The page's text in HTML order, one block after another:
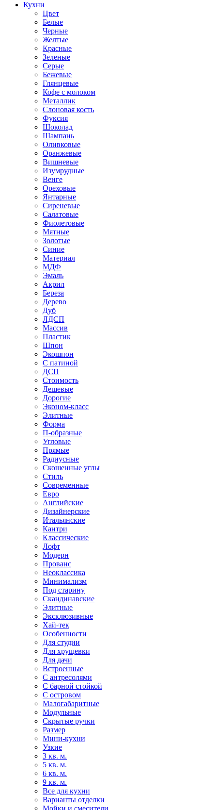
Кухни
Цвет
Белые
Черные
Желтые
Красные
Зеленые
Серые
Бежевые
Глянцевые
Кофе с молоком
Металлик
Слоновая кость
Фуксия
Шоколад
Шампань
Оливковые
Оранжевые
Вишневые
Изумрудные
Венге
Ореховые
Янтарные
Сиреневые
Салатовые
Фиолетовые
Мятные
Золотые
Синие
Материал
МДФ
Эмаль
Акрил
Береза
Дерево
Дуб
ЛДСП
Массив
Пластик
Шпон
Экошпон
С патиной
ДСП
Стоимость
Дешевые
Дорогие
Эконом-класс
Элитные
Форма
П-образные
Угловые
Прямые
Радиусные
Скошенные углы
Стиль
Современные
Евро
Английские
Дизайнерские
Итальянские
Кантри
Классические
Лофт
Модерн
Прованс
Неоклассика
Минимализм
Под старину
Скандинавские
Элитные
Эксклюзивные
Хай-тек
Особенности
Для студии
Для хрущевки
Для дачи
Встроенные
С антресолями
С барной стойкой
С островом
Малогабаритные
Модульные
Скрытые ручки
Размер
Мини-кухни
Узкие
3 кв. м.
5 кв. м.
6 кв. м.
9 кв. м.
Все для кухни
Варианты отделки
Мойки и смесители